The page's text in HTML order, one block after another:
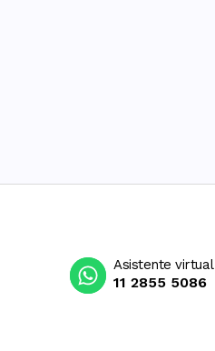
Asistente virtual
11 2855 5086